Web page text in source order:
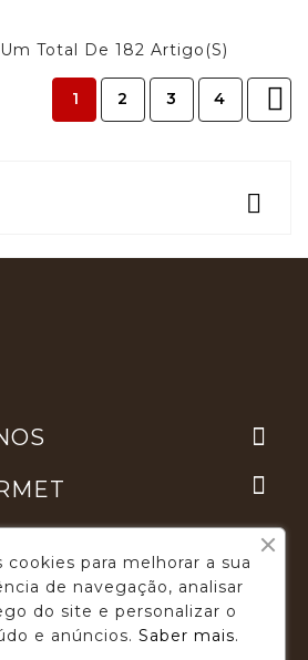
Total De 182 Artigo(s)
1 2 3 4 



E Suporte: Webfeel.pt
cookies para melhorar a sua
de navegação, analisar
do site e personalizar o
e anúncios. Saber mais.